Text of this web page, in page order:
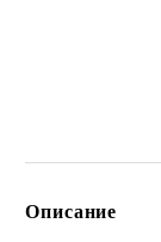
Описание